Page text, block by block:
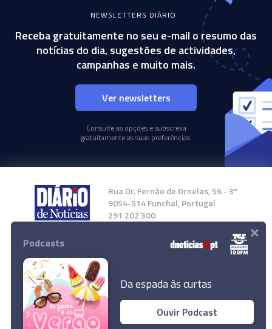
NEWSLETTERS DIÁRIO
Receba gratuitamente no seu e-mail o resumo das
notícias do dia, sugestões de actividades,
campanhas e muito mais.
Ver newsletters
Consulte as opções e subscreva
gratuitamente as suas preferências.
Rua Dr. Fernão de Ornelas, 56 - 3º
9054-514 Funchal, Portugal
291 202 300
Instale a nossa App
© 2024 Empresa Diário de Notícias, Lda.
Podcasts
Da espada às curtas
Ouvir Podcast
×